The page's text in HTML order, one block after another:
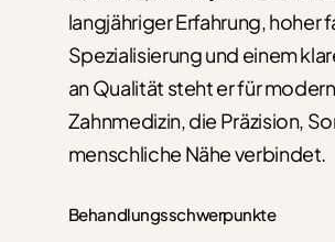
langjähriger Erfahrung, hoher
Spezialisierung und einem
an Qualität steht er für
Zahnmedizin, die Präzision,
menschliche Nähe verbindet.
Behandlungsschwerpunkte